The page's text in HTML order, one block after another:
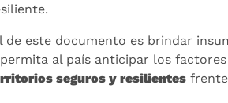
de este documento es brindar
al país anticipar los
seguros y resilientes